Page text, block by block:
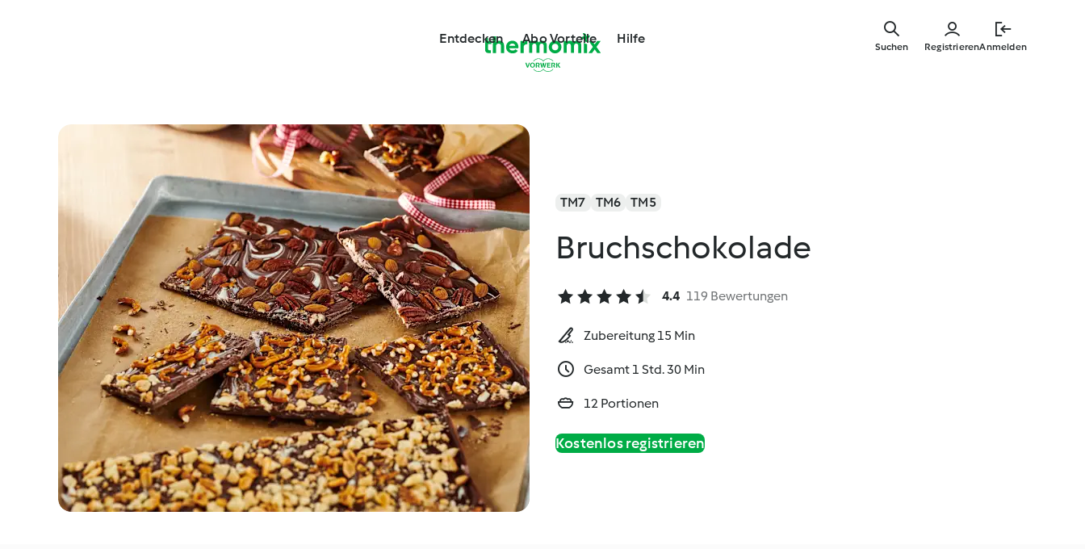
springen
Entdecken Abo Vorteile Hilfe
RegistrierenAnmelden
Suchen
TM7 TM6 TM5
Bruchschokolade
4.4 119 Bewertungen
Zubereitung 15 Min
Gesamt 1 Std. 30 Min
12 Portionen
Kostenlos registrieren